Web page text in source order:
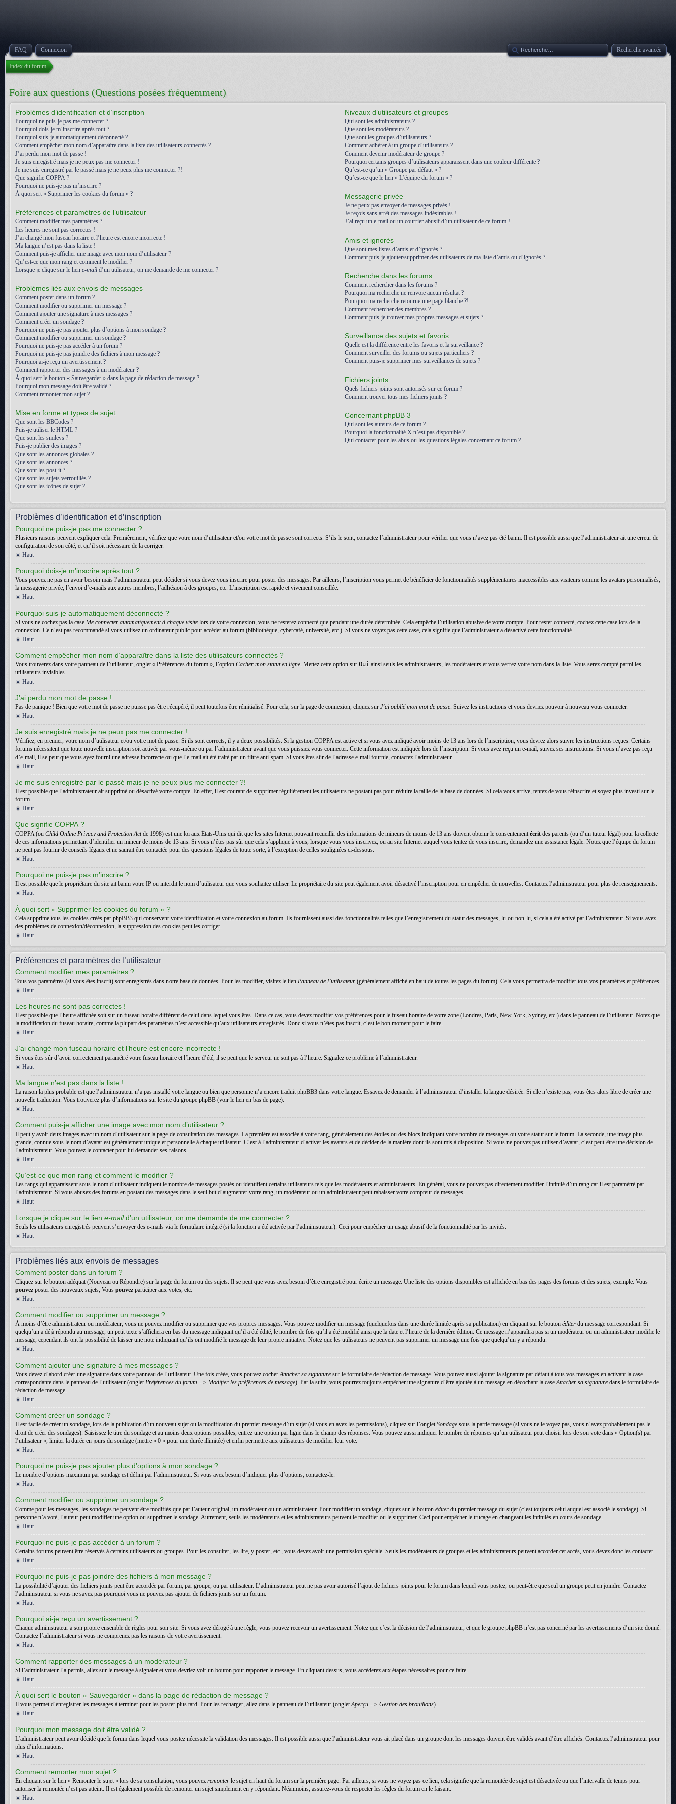
FAQ Connexion Recherche avancée
Index du forum
Foire aux questions (Questions posées fréquemment)
Problèmes d’identification et d’inscription
Pourquoi ne puis-je pas me connecter ?
Pourquoi dois-je m’inscrire après tout ?
Pourquoi suis-je automatiquement déconnecté ?
Comment empêcher mon nom d’apparaître dans la liste des utilisateurs connectés ?
J’ai perdu mon mot de passe !
Je suis enregistré mais je ne peux pas me connecter !
Je me suis enregistré par le passé mais je ne peux plus me connecter ?!
Que signifie COPPA ?
Pourquoi ne puis-je pas m’inscrire ?
À quoi sert « Supprimer les cookies du forum » ?
Préférences et paramètres de l’utilisateur
Comment modifier mes paramètres ?
Les heures ne sont pas correctes !
J’ai changé mon fuseau horaire et l’heure est encore incorrecte !
Ma langue n’est pas dans la liste !
Comment puis-je afficher une image avec mon nom d’utilisateur ?
Qu’est-ce que mon rang et comment le modifier ?
Lorsque je clique sur le lien e-mail d’un utilisateur, on me demande de me connecter ?
Problèmes liés aux envois de messages
Comment poster dans un forum ?
Comment modifier ou supprimer un message ?
Comment ajouter une signature à mes messages ?
Comment créer un sondage ?
Pourquoi ne puis-je pas ajouter plus d’options à mon sondage ?
Comment modifier ou supprimer un sondage ?
Pourquoi ne puis-je pas accéder à un forum ?
Pourquoi ne puis-je pas joindre des fichiers à mon message ?
Pourquoi ai-je reçu un avertissement ?
Comment rapporter des messages à un modérateur ?
À quoi sert le bouton « Sauvegarder » dans la page de rédaction de message ?
Pourquoi mon message doit être validé ?
Comment remonter mon sujet ?
Mise en forme et types de sujet
Que sont les BBCodes ?
Puis-je utiliser le HTML ?
Que sont les smileys ?
Puis-je publier des images ?
Que sont les annonces globales ?
Que sont les annonces ?
Que sont les post-it ?
Que sont les sujets verrouillés ?
Que sont les icônes de sujet ?
Niveaux d’utilisateurs et groupes
Qui sont les administrateurs ?
Que sont les modérateurs ?
Que sont les groupes d’utilisateurs ?
Comment adhérer à un groupe d’utilisateurs ?
Comment devenir modérateur de groupe ?
Pourquoi certains groupes d’utilisateurs apparaissent dans une couleur différente ?
Qu’est-ce qu’un « Groupe par défaut » ?
Qu’est-ce que le lien « L’équipe du forum » ?
Messagerie privée
Je ne peux pas envoyer de messages privés !
Je reçois sans arrêt des messages indésirables !
J’ai reçu un e-mail ou un courrier abusif d’un utilisateur de ce forum !
Amis et ignorés
Que sont mes listes d’amis et d’ignorés ?
Comment puis-je ajouter/supprimer des utilisateurs de ma liste d’amis ou d’ignorés ?
Recherche dans les forums
Comment rechercher dans les forums ?
Pourquoi ma recherche ne renvoie aucun résultat ?
Pourquoi ma recherche retourne une page blanche ?!
Comment rechercher des membres ?
Comment puis-je trouver mes propres messages et sujets ?
Surveillance des sujets et favoris
Quelle est la différence entre les favoris et la surveillance ?
Comment surveiller des forums ou sujets particuliers ?
Comment puis-je supprimer mes surveillances de sujets ?
Fichiers joints
Quels fichiers joints sont autorisés sur ce forum ?
Comment trouver tous mes fichiers joints ?
Concernant phpBB 3
Qui sont les auteurs de ce forum ?
Pourquoi la fonctionnalité X n’est pas disponible ?
Qui contacter pour les abus ou les questions légales concernant ce forum ?
Problèmes d’identification et d’inscription
Pourquoi ne puis-je pas me connecter ?
Plusieurs raisons peuvent expliquer cela. Premièrement, vérifiez que votre nom d’utilisateur et/ou votre mot de passe sont corrects. S’ils le sont, contactez l’administrateur pour vérifier que vous n’avez pas été banni. Il est possible aussi que l’administrateur ait une erreur de
configuration de son côté, et qu’il soit nécessaire de la corriger.
Haut
Pourquoi dois-je m’inscrire après tout ?
Vous pouvez ne pas en avoir besoin mais l’administrateur peut décider si vous devez vous inscrire pour poster des messages. Par ailleurs, l’inscription vous permet de bénéficier de fonctionnalités supplémentaires inaccessibles aux visiteurs comme les avatars personnalisés,
la messagerie privée, l’envoi d’e-mails aux autres membres, l’adhésion à des groupes, etc. L’inscription est rapide et vivement conseillée.
Haut
Pourquoi suis-je automatiquement déconnecté ?
Si vous ne cochez pas la case Me connecter automatiquement à chaque visite lors de votre connexion, vous ne resterez connecté que pendant une durée déterminée. Cela empêche l’utilisation abusive de votre compte. Pour rester connecté, cochez cette case lors de la
connexion. Ce n’est pas recommandé si vous utilisez un ordinateur public pour accéder au forum (bibliothèque, cybercafé, université, etc.). Si vous ne voyez pas cette case, cela signifie que l’administrateur a désactivé cette fonctionnalité.
Haut
Comment empêcher mon nom d’apparaître dans la liste des utilisateurs connectés ?
Vous trouverez dans votre panneau de l’utilisateur, onglet « Préférences du forum », l’option Cacher mon statut en ligne. Mettez cette option sur Oui ainsi seuls les administrateurs, les modérateurs et vous verrez votre nom dans la liste. Vous serez compté parmi les
utilisateurs invisibles.
Haut
J’ai perdu mon mot de passe !
Pas de panique ! Bien que votre mot de passe ne puisse pas être récupéré, il peut toutefois être réinitialisé. Pour cela, sur la page de connexion, cliquez sur J’ai oublié mon mot de passe. Suivez les instructions et vous devriez pouvoir à nouveau vous connecter.
Haut
Je suis enregistré mais je ne peux pas me connecter !
Vérifiez, en premier, votre nom d’utilisateur et/ou votre mot de passe. Si ils sont corrects, il y a deux possibilités. Si la gestion COPPA est active et si vous avez indiqué avoir moins de 13 ans lors de l’inscription, vous devrez alors suivre les instructions reçues. Certains
forums nécessitent que toute nouvelle inscription soit activée par vous-même ou par l’administrateur avant que vous puissiez vous connecter. Cette information est indiquée lors de l’inscription. Si vous avez reçu un e-mail, suivez ses instructions. Si vous n’avez pas reçu
d’e-mail, il se peut que vous ayez fourni une adresse incorrecte ou que l’e-mail ait été traité par un filtre anti-spam. Si vous êtes sûr de l’adresse e-mail fournie, contactez l’administrateur.
Haut
Je me suis enregistré par le passé mais je ne peux plus me connecter ?!
Il est possible que l’administrateur ait supprimé ou désactivé votre compte. En effet, il est courant de supprimer régulièrement les utilisateurs ne postant pas pour réduire la taille de la base de données. Si cela vous arrive, tentez de vous réinscrire et soyez plus investi sur le
forum.
Haut
Que signifie COPPA ?
COPPA (ou Child Online Privacy and Protection Actde 1998) est une loi aux États-Unis qui dit que les sites Internet pouvant recueillir des informations de mineurs de moins de 13 ans doivent obtenir le consentementécrit des parents (ou d’un tuteur légal) pour la collecte
de ces informations permettant d’identifier un mineur de moins de 13 ans. Si vous n’êtes pas sûr que cela s’applique à vous, lorsque vous vous inscrivez, ou au site Internet auquel vous tentez de vous inscrire, demandez une assistance légale. Notez que l’équipe du forum
ne peut pas fournir de conseils légaux et ne saurait être contactée pour des questions légales de toute sorte, à l’exception de celles soulignées ci-dessous.
Haut
Pourquoi ne puis-je pas m’inscrire ?
Il est possible que le propriétaire du site ait banni votre IP ou interdit le nom d’utilisateur que vous souhaitez utiliser. Le propriétaire du site peut également avoir désactivé l’inscription pour en empêcher de nouvelles. Contactez l’administrateur pour plus de renseignements.
Haut
À quoi sert « Supprimer les cookies du forum » ?
Cela supprime tous les cookies créés par phpBB3 qui conservent votre identification et votre connexion au forum. Ils fournissent aussi des fonctionnalités telles que l’enregistrement du statut des messages, lu ou non-lu, si cela a été activé par l’administrateur. Si vous avez
des problèmes de connexion/déconnexion, la suppression des cookies peut les corriger.
Haut
Préférences et paramètres de l’utilisateur
Comment modifier mes paramètres ?
Tous vos paramètres (si vous êtes inscrit) sont enregistrés dans notre base de données. Pour les modifier, visitez le lien Panneau de l’utilisateur (généralement affiché en haut de toutes les pages du forum). Cela vous permettra de modifier tous vos paramètres et préférences.
Haut
Les heures ne sont pas correctes !
Il est possible que l’heure affichée soit sur un fuseau horaire différent de celui dans lequel vous êtes. Dans ce cas, vous devez modifier vos préférences pour le fuseau horaire de votre zone (Londres, Paris, New York, Sydney, etc.) dans le panneau de l’utilisateur. Notez que
la modification du fuseau horaire, comme la plupart des paramètres n’est accessible qu’aux utilisateurs enregistrés. Donc si vous n’êtes pas inscrit, c’est le bon moment pour le faire.
Haut
J’ai changé mon fuseau horaire et l’heure est encore incorrecte !
Si vous êtes sûr d’avoir correctement paramétré votre fuseau horaire et l’heure d’été, il se peut que le serveur ne soit pas à l’heure. Signalez ce problème à l’administrateur.
Haut
Ma langue n’est pas dans la liste !
La raison la plus probable est que l’administrateur n’a pas installé votre langue ou bien que personne n’a encore traduit phpBB3 dans votre langue. Essayez de demander à l’administrateur d’installer la langue désirée. Si elle n’existe pas, vous êtes alors libre de créer une
nouvelle traduction. Vous trouverez plus d’informations sur le site du groupe phpBB (voir le lien en bas de page).
Haut
Comment puis-je afficher une image avec mon nom d’utilisateur ?
Il peut y avoir deux images avec un nom d’utilisateur sur la page de consultation des messages. La première est associée à votre rang, généralement des étoiles ou des blocs indiquant votre nombre de messages ou votre statut sur le forum. La seconde, une image plus
grande, connue sous le nom d’avatar est généralement unique et personnelle à chaque utilisateur. C’est à l’administrateur d’activer les avatars et de décider de la manière dont ils sont mis à disposition. Si vous ne pouvez pas utiliser d’avatar, c’est peut-être une décision de
l’administrateur. Vous pouvez le contacter pour lui demander ses raisons.
Haut
Qu’est-ce que mon rang et comment le modifier ?
Les rangs qui apparaissent sous le nom d’utilisateur indiquent le nombre de messages postés ou identifient certains utilisateurs tels que les modérateurs et administrateurs. En général, vous ne pouvez pas directement modifier l’intitulé d’un rang car il est paramétré par
l’administrateur. Si vous abusez des forums en postant des messages dans le seul but d’augmenter votre rang, un modérateur ou un administrateur peut rabaisser votre compteur de messages.
Haut
Lorsque je clique sur le lien e-maild’un utilisateur, on me demande de me connecter ?
Seuls les utilisateurs enregistrés peuvent s’envoyer des e-mails via le formulaire intégré (si la fonction a été activée par l’administrateur). Ceci pour empêcher un usage abusif de la fonctionnalité par les invités.
Haut
Problèmes liés aux envois de messages
Comment poster dans un forum ?
Cliquez sur le bouton adéquat (Nouveau ou Répondre) sur la page du forum ou des sujets. Il se peut que vous ayez besoin d’être enregistré pour écrire un message. Une liste des options disponibles est affichée en bas des pages des forums et des sujets, exemple: Vous
pouvez poster des nouveaux sujets, Vous pouvez participer aux votes, etc.
Haut
Comment modifier ou supprimer un message ?
À moins d’être administrateur ou modérateur, vous ne pouvez modifier ou supprimer que vos propres messages. Vous pouvez modifier un message (quelquefois dans une durée limitée après sa publication) en cliquant sur le bouton éditer du message correspondant. Si
quelqu’un a déjà répondu au message, un petit texte s’affichera en bas du message indiquant qu’il a été édité, le nombre de fois qu’il a été modifié ainsi que la date et l’heure de la dernière édition. Ce message n’apparaîtra pas si un modérateur ou un administrateur modifie le
message, cependant ils ont la possibilité de laisser une note indiquant qu’ils ont modifié le message de leur propre initiative. Notez que les utilisateurs ne peuvent pas supprimer un message une fois que quelqu’un y a répondu.
Haut
Comment ajouter une signature à mes messages ?
Vous devez d’abord créer une signature dans votre panneau de l’utilisateur. Une fois créée, vous pouvez cocherAttacher sa signature sur le formulaire de rédaction de message. Vous pouvez aussi ajouter la signature par défaut à tous vos messages en activant la case
correspondante dans le panneau de l’utilisateur (ongletPréférences du forum --> Modifier les préférences de message). Par la suite, vous pourrez toujours empêcher une signature d’être ajoutée à un message en décochant la caseAttacher sa signature dans le formulaire de
rédaction de message.
Haut
Comment créer un sondage ?
Il est facile de créer un sondage, lors de la publication d’un nouveau sujet ou la modification du premier message d’un sujet (si vous en avez les permissions), cliquez sur l’ongletSondage sous la partie message (si vous ne le voyez pas, vous n’avez probablement pas le
droit de créer des sondages). Saisissez le titre du sondage et au moins deux options possibles, entrez une option par ligne dans le champ des réponses. Vous pouvez aussi indiquer le nombre de réponses qu’un utilisateur peut choisir lors de son vote dans « Option(s) par
l’utilisateur », limiter la durée en jours du sondage (mettre « 0 » pour une durée illimitée) et enfin permettre aux utilisateurs de modifier leur vote.
Haut
Pourquoi ne puis-je pas ajouter plus d’options à mon sondage ?
Le nombre d’options maximum par sondage est défini par l’administrateur. Si vous avez besoin d’indiquer plus d’options, contactez-le.
Haut
Comment modifier ou supprimer un sondage ?
Comme pour les messages, les sondages ne peuvent être modifiés que par l’auteur original, un modérateur ou un administrateur. Pour modifier un sondage, cliquez sur le bouton éditer du premier message du sujet (c’est toujours celui auquel est associé le sondage). Si
personne n’a voté, l’auteur peut modifier une option ou supprimer le sondage. Autrement, seuls les modérateurs et les administrateurs peuvent le modifier ou le supprimer. Ceci pour empêcher le trucage en changeant les intitulés en cours de sondage.
Haut
Pourquoi ne puis-je pas accéder à un forum ?
Certains forums peuvent être réservés à certains utilisateurs ou groupes. Pour les consulter, les lire, y poster, etc., vous devez avoir une permission spéciale. Seuls les modérateurs de groupes et les administrateurs peuvent accorder cet accès, vous devez donc les contacter.
Haut
Pourquoi ne puis-je pas joindre des fichiers à mon message ?
La possibilité d’ajouter des fichiers joints peut être accordée par forum, par groupe, ou par utilisateur. L’administrateur peut ne pas avoir autorisé l’ajout de fichiers joints pour le forum dans lequel vous postez, ou peut-être que seul un groupe peut en joindre. Contactez
l’administrateur si vous ne savez pas pourquoi vous ne pouvez pas ajouter de fichiers joints sur un forum.
Haut
Pourquoi ai-je reçu un avertissement ?
Chaque administrateur a son propre ensemble de règles pour son site. Si vous avez dérogé à une règle, vous pouvez recevoir un avertissement. Notez que c’est la décision de l’administrateur, et que le groupe phpBB n’est pas concerné par les avertissements d’un site donné.
Contactez l’administrateur si vous ne comprenez pas les raisons de votre avertissement.
Haut
Comment rapporter des messages à un modérateur ?
Si l’administrateur l’a permis, allez sur le message à signaler et vous devriez voir un bouton pour rapporter le message. En cliquant dessus, vous accéderez aux étapes nécessaires pour ce faire.
Haut
À quoi sert le bouton « Sauvegarder » dans la page de rédaction de message ?
Il vous permet d’enregistrer les messages à terminer pour les poster plus tard. Pour les recharger, allez dans le panneau de l’utilisateur (ongletAperçu --> Gestion des brouillons).
Haut
Pourquoi mon message doit être validé ?
L’administrateur peut avoir décidé que le forum dans lequel vous postez nécessite la validation des messages. Il est possible aussi que l’administrateur vous ait placé dans un groupe dont les messages doivent être validés avant d’être affichés. Contactez l’administrateur pour
plus d’informations.
Haut
Comment remonter mon sujet ?
En cliquant sur le lien « Remonter le sujet » lors de sa consultation, vous pouvez remonter le sujet en haut du forum sur la première page. Par ailleurs, si vous ne voyez pas ce lien, cela signifie que la remontée de sujet est désactivée ou que l’intervalle de temps pour
autoriser la remontée n’est pas atteint. Il est également possible de remonter un sujet simplement en y répondant. Néanmoins, assurez-vous de respecter les règles du forum en le faisant.
Haut